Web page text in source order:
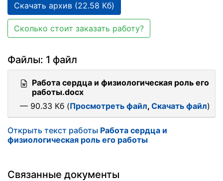
Скачать архив (22.58 Кб)
Сколько стоит заказать работу?
Файлы: 1 файл
Работа сердца и физиологическая роль его
работы.docx
— 90.33 Кб (Просмотреть файл, Скачать файл)
Открыть текст работы Работа сердца и
физиологическая роль его работы
Связанные документы